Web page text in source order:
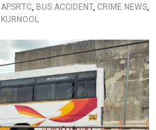
APSRTC, BUS ACCIDENT, CRIME NEWS,
KURNOOL